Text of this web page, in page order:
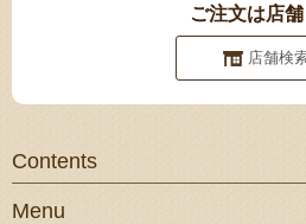
ご注文は店
店舗検
Contents
Menu